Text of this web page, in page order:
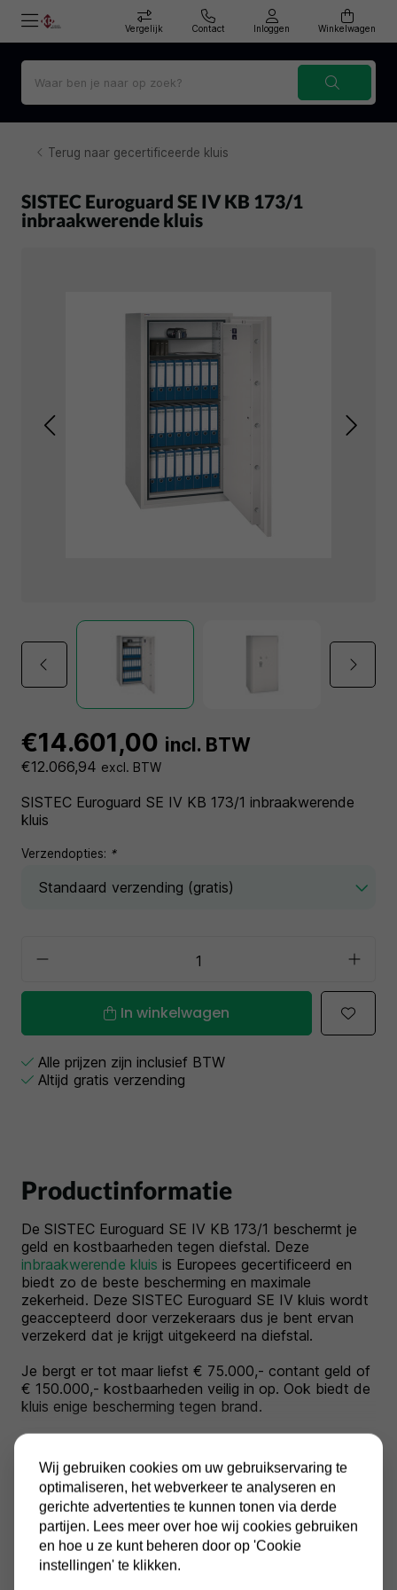
Vergelijk Contact Inloggen Winkelwagen
Terug naar gecertificeerde kluis
SISTEC Euroguard SE IV KB 173/1
inbraakwerende kluis
€14.601,00 incl. BTW
€12.066,94 excl. BTW
SISTEC Euroguard SE IV KB 173/1 inbraakwerende
kluis
Verzendopties: *
In winkelwagen
Alle prijzen zijn inclusief BTW
Altijd gratis verzending
Productinformatie
De SISTEC Euroguard SE IV KB 173/1 beschermt je
geld en kostbaarheden tegen diefstal. Deze
inbraakwerende kluis is Europees gecertificeerd en
biedt zo de beste bescherming en maximale
zekerheid. Deze SISTEC Euroguard SE IV kluis wordt
geaccepteerd door verzekeraars dus je bent ervan
verzekerd dat je krijgt uitgekeerd na diefstal.
Je bergt er tot maar liefst € 75.000,- contant geld of
€ 150.000,- kostbaarheden veilig in op. Ook biedt de
kluis enige bescherming tegen brand.
standaard twee sleutelsloten en je krijgt bij elk slot
twee sleutels meegeleverd. Heb je de kluis liever met
een elektronische codeslot? Neem dan contact met
ons op en vraag naar de mogelijkheden.
Toon meer
Wij gebruiken cookies om uw gebruikservaring te
optimaliseren, het webverkeer te analyseren en
gerichte advertenties te kunnen tonen via derde
partijen. Lees meer over hoe wij cookies gebruiken
en hoe u ze kunt beheren door op 'Cookie
instellingen' te klikken.